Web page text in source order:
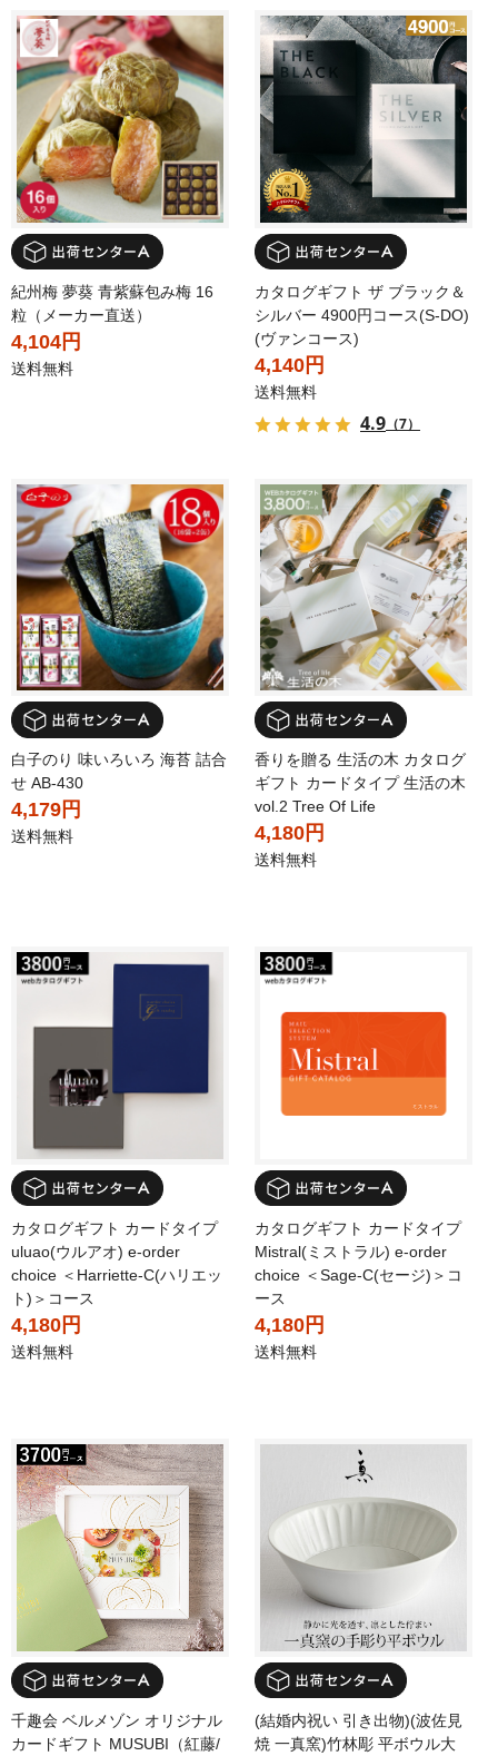
紀州梅 夢葵 青紫蘇包み梅 16
粒（メーカー直送）
4,104円
送料無料
カタログギフト ザ ブラック＆
シルバー 4900円コース(S-DO)
(ヴァンコース)
4,140円
送料無料
4.9 （7）
白子のり 味いろいろ 海苔 詰合
せ AB-430
4,179円
送料無料
香りを贈る 生活の木 カタログ
ギフト カードタイプ 生活の木
vol.2 Tree Of Life
4,180円
送料無料
カタログギフト カードタイプ
uluao(ウルアオ) e-order
choice ＜Harriette-C(ハリエッ
ト)＞コース
4,180円
送料無料
カタログギフト カードタイプ
Mistral(ミストラル) e-order
choice ＜Sage-C(セージ)＞コ
ース
4,180円
送料無料
千趣会 ベルメゾン オリジナル
カードギフト MUSUBI（紅藤/
(結婚内祝い 引き出物)(波佐見
焼 一真窯)竹林彫 平ボウル大